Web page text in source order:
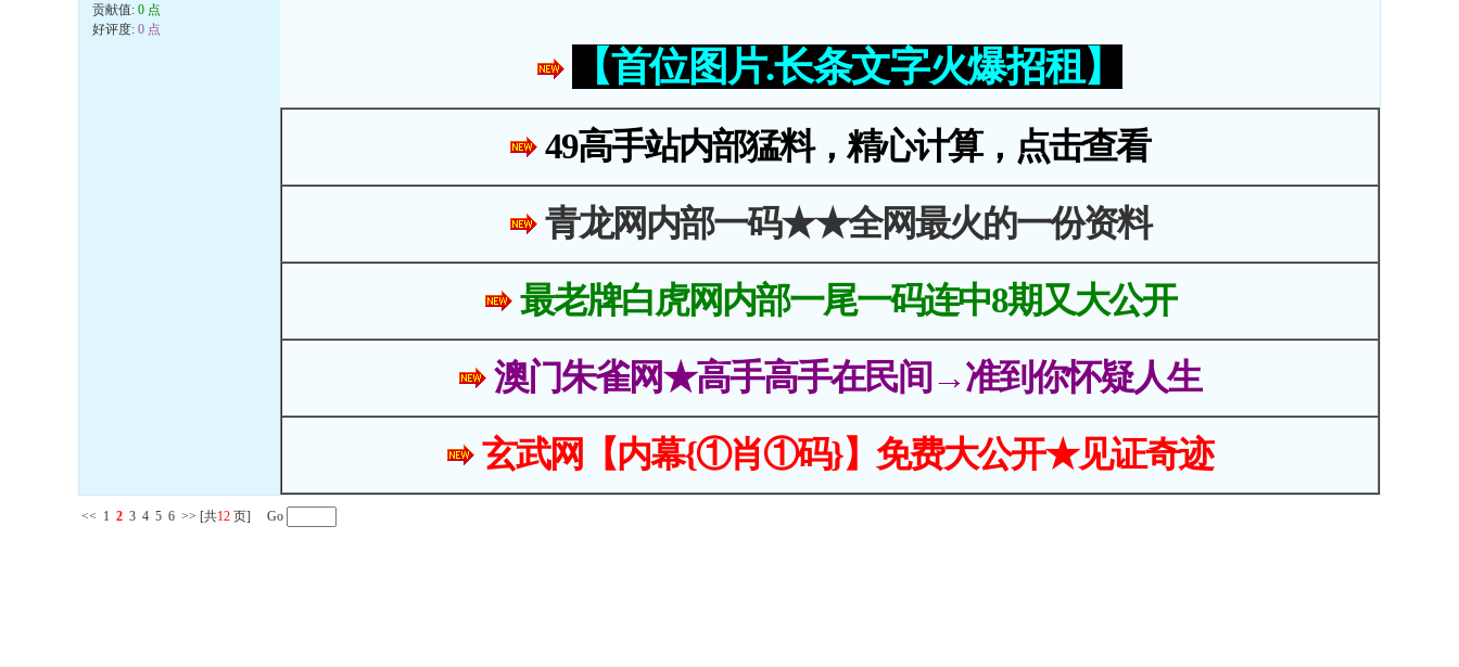
贡献值: 0 点
好评度: 0 点
【首位图片.长条文字火爆招租】
49高手站内部猛料，精心计算，点击查看
青龙网内部一码★★全网最火的一份资料
最老牌白虎网内部一尾一码连中8期又大公开
澳门朱雀网★高手高手在民间→准到你怀疑人生
玄武网【内幕{①肖①码}】免费大公开★见证奇迹
<< 1 2 3 4 5 6 >> [共12 页] Go